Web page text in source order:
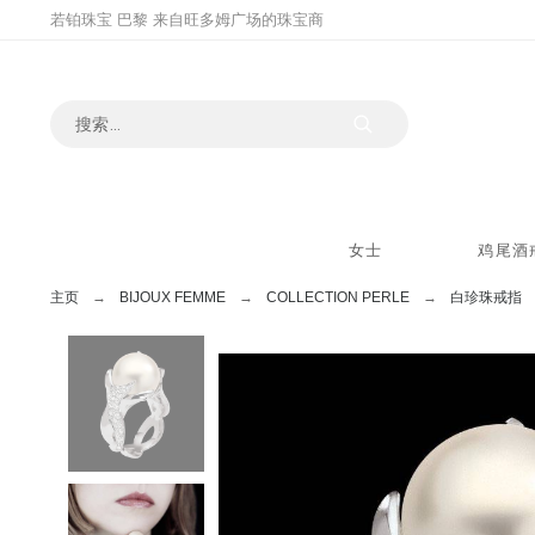
若铂珠宝 巴黎 来自旺多姆广场的珠宝商
女士 鸡尾酒
主页 BIJOUX FEMME COLLECTION PERLE 白珍珠戒指